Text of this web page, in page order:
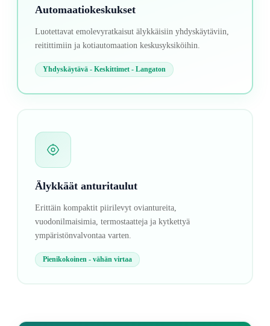
Automaatiokeskukset
Luotettavat emolevyratkaisut älykkäisiin yhdyskäytäviin,
reitittimiin ja kotiautomaation keskusyksiköihin.
Yhdyskäytävä - Keskittimet - Langaton
Älykkäät anturitaulut
Erittäin kompaktit piirilevyt oviantureita,
vuodonilmaisimia, termostaatteja ja kytkettyä
ympäristönvalvontaa varten.
Pienikokoinen - vähän virtaa